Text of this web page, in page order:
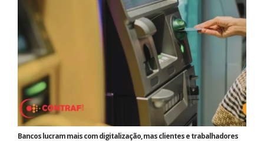
Bancos lucram mais com digitalização, mas clientes e trabalhadores